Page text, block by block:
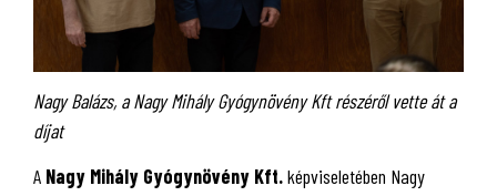
Nagy Balázs, a Nagy Mihály Gyógynövény Kft részéről vette át a
díjat
A Nagy Mihály Gyógynövény Kft.képviseletében Nagy